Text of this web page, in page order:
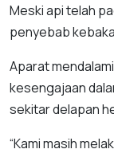
Meski api telah
penyebab
Aparat
kesengajaan
sekitar delapan
“Kami masih